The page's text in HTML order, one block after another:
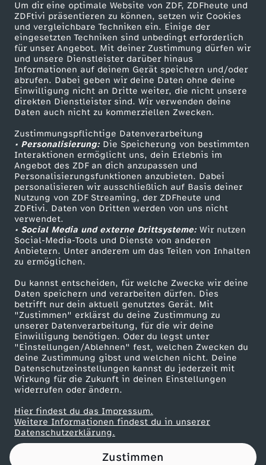
Um dir eine optimale Website von ZDF, ZDFheute und
ZDFtivi präsentieren zu können, setzen wir Cookies
und vergleichbare Techniken ein. Einige der
eingesetzten Techniken sind unbedingt erforderlich
für unser Angebot. Mit deiner Zustimmung dürfen wir
und unsere Dienstleister darüber hinaus
Informationen auf deinem Gerät speichern und/oder
abrufen. Dabei geben wir deine Daten ohne deine
Einwilligung nicht an Dritte weiter, die nicht unsere
direkten Dienstleister sind. Wir verwenden deine
Daten auch nicht zu kommerziellen Zwecken.
Zustimmungspflichtige Datenverarbeitung
• Personalisierung:Die Speicherung von bestimmten
Interaktionen ermöglicht uns, dein Erlebnis im
Angebot des ZDF an dich anzupassen und
Personalisierungsfunktionen anzubieten. Dabei
personalisieren wir ausschließlich auf Basis deiner
Nutzung von ZDF Streaming, der ZDFheute und
ZDFtivi. Daten von Dritten werden von uns nicht
verwendet.
• Social Media und externe Drittsysteme:Wir nutzen
Social-Media-Tools und Dienste von anderen
Anbietern. Unter anderem um das Teilen von Inhalten
zu ermöglichen.
Du kannst entscheiden, für welche Zwecke wir deine
Daten speichern und verarbeiten dürfen. Dies
betrifft nur dein aktuell genutztes Gerät. Mit
"Zustimmen" erklärst du deine Zustimmung zu
unserer Datenverarbeitung, für die wir deine
Einwilligung benötigen. Oder du legst unter
"Einstellungen/Ablehnen" fest, welchen Zwecken du
deine Zustimmung gibst und welchen nicht. Deine
Datenschutzeinstellungen kannst du jederzeit mit
Wirkung für die Zukunft in deinen Einstellungen
widerrufen oder ändern.
Hier findest du das Impressum.
Weitere Informationen findest du in unserer
Datenschutzerklärung.
Zustimmen
i
t
e
r
n
a
c
h
d
e
r
S
c
h
u
l
Mehr ZDF
ZDF-Apps
Smart TV
ZDFtext
Livestreams
Sendungen A-Z
TV-Programm
Service
ZDFmitreden
Kontakt zum ZDF
Tickets
Zuschauerservice
Hilfe
ZDF Unternehmen
Karriere
ZDF goes Schule
Werbefernsehen
Mainzelmännchen
Partner